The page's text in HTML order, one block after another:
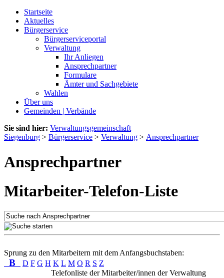
Startseite
Aktuelles
Bürgerservice
Bürgerserviceportal
Verwaltung
Ihr Anliegen
Ansprechpartner
Formulare
Ämter und Sachgebiete
Wahlen
Über uns
Gemeinden | Verbände
Sie sind hier: Verwaltungsgemeinschaft
Siegenburg > Bürgerservice > Verwaltung > Ansprechpartner
Ansprechpartner
Mitarbeiter-Telefon-Liste
Sprung zu den Mitarbeitern mit dem Anfangsbuchstaben:
B D F G H K L M O R S Z
Telefonliste der Mitarbeiter/innen der Verwaltung